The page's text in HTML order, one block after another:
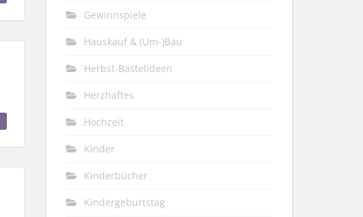
Gewinnspiele
Hauskauf & (Um-)Bau
Herbst-Bastelideen
Herzhaftes
Hochzeit
Kinder
Kinderbücher
Kindergeburtstag